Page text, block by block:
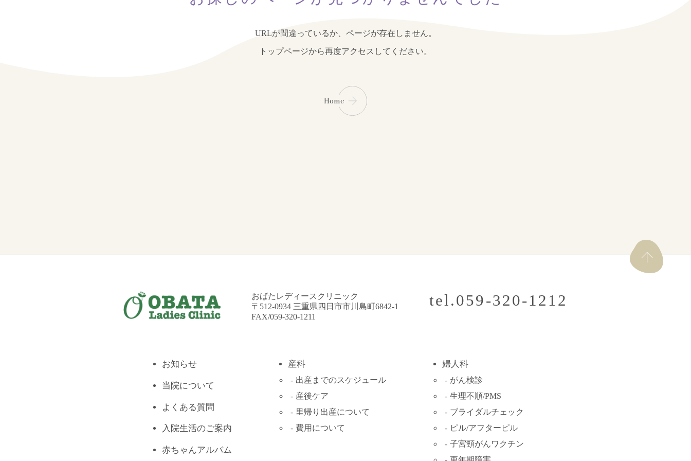
URLが間違っているか、ページが存在しません。
トップページから再度アクセスしてください。
Home
おばたレディースクリニック
〒512-0934 三重県四日市市川島町6842-1
FAX/059-320-1211
tel.059-320-1212
お知らせ
当院について
よくある質問
入院生活のご案内
赤ちゃんアルバム
産科
出産までのスケジュール
産後ケア
里帰り出産について
費用について
婦人科
がん検診
生理不順/PMS
ブライダルチェック
ピル/アフターピル
子宮頸がんワクチン